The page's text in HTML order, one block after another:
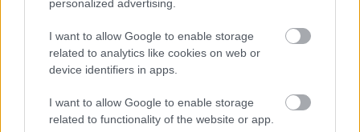
personalized advertising.
I want to allow Google to enable storage
related to analytics like cookies on web or
device identifiers in apps.
I want to allow Google to enable storage
related to functionality of the website or app.